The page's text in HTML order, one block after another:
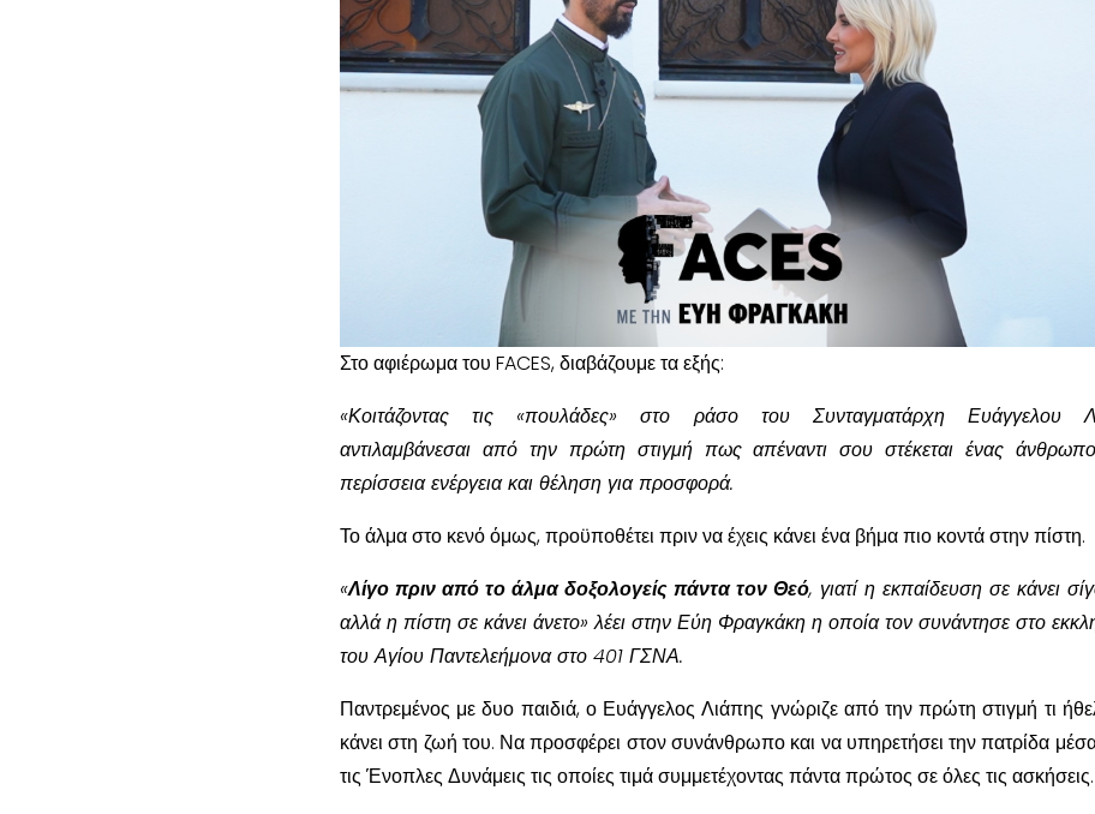
Στο αφιέρωμα του FACES, διαβάζουμε τα εξής:
«Κοιτάζοντας τις «πουλάδες» στο ράσο του Συνταγματάρχη Ευάγγελου
αντιλαμβάνεσαι από την πρώτη στιγμή πως απέναντι σου στέκεται ένας
περίσσεια ενέργεια και θέληση για προσφορά.
Το άλμα στο κενό όμως, προϋποθέτει πριν να έχεις κάνει ένα βήμα πιο κοντά στην πίστη.
«Λίγο πριν από το άλμα δοξολογείς πάντα τον Θεό, γιατί η εκπαίδευση σε κάνει
αλλά η πίστη σε κάνει άνετο» λέει στην Εύη Φραγκάκη η οποία τον συνάντησε στο
του Αγίου Παντελεήμονα στο 401 ΓΣΝΑ.
Παντρεμένος με δυο παιδιά, ο Ευάγγελος Λιάπης γνώριζε από την πρώτη στιγμή τι
κάνει στη ζωή του. Να προσφέρει στον συνάνθρωπο και να υπηρετήσει την πατρίδα
τις Ένοπλες Δυνάμεις τις οποίες τιμά συμμετέχοντας πάντα πρώτος σε όλες τις ασκήσεις.